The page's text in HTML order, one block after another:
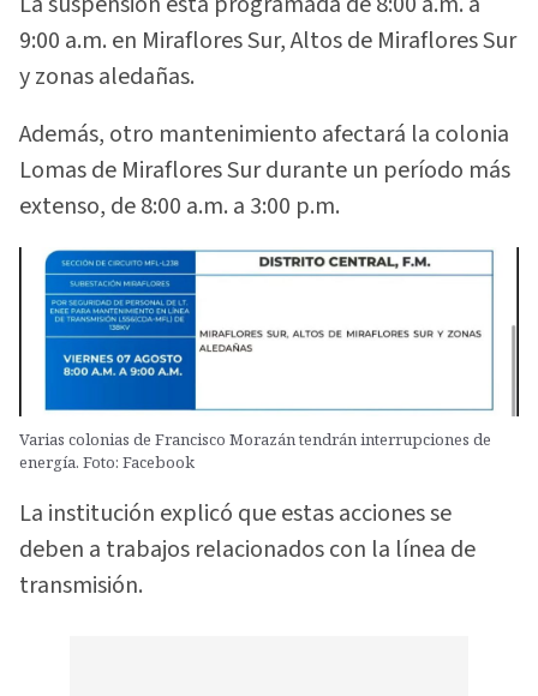
9:00 a.m. en Miraflores Sur, Altos de Miraflores Sur
y zonas aledañas.
Además, otro mantenimiento afectará la colonia
Lomas de Miraflores Sur durante un período más
extenso, de 8:00 a.m. a 3:00 p.m.
Varias colonias de Francisco Morazán tendrán interrupciones de
energía. Foto: Facebook
La institución explicó que estas acciones se
deben a trabajos relacionados con la línea de
transmisión.